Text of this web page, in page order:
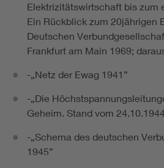
Elektrizitätswirtschaft bis zum
Ein Rückblick zum 20jährigen
Deutschen
Frankfurt am Main 1969;
-„Netz der Ewag 1941”
-„Die
Geheim. Stand vom
-„Schema des deutschen
1945”